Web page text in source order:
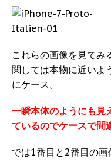
これらの画像を見てみ
関しては本物に近いよ
にケース。
一瞬本体のようにも見
ているのでケースで間
では1番目と2番目の画